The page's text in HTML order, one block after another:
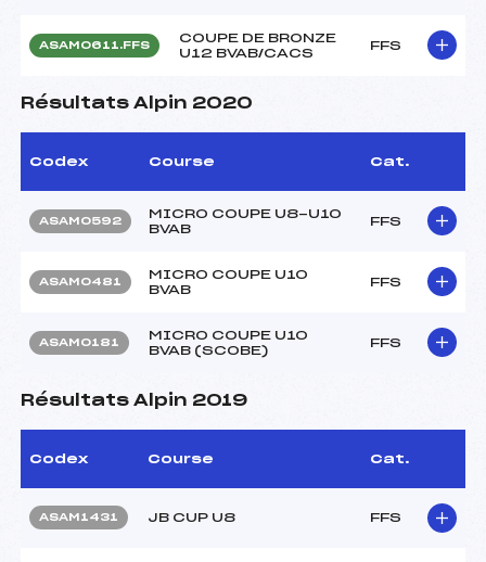
ASAM0611.FFS
COUPE DE BRONZE
U12 BVAB/CACS
FFS
Résultats Alpin 2020
Codex Course Cat.
ASAM0592
MICRO COUPE U8-U10
BVAB
FFS
ASAM0481
MICRO COUPE U10
BVAB
FFS
ASAM0181
MICRO COUPE U10
BVAB (SCOBE)
FFS
Résultats Alpin 2019
Codex Course Cat.
ASAM1431 JB CUP U8 FFS